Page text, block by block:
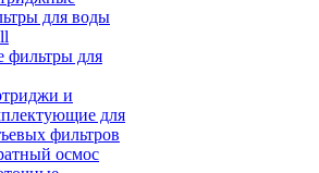
для воды
фильтры для
и
для
фильтров
осмос